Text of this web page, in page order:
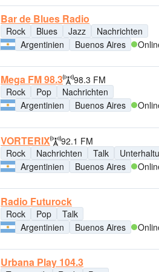
Bar de Blues Radio
Rock Blues Jazz
Nachrichten
Argentinien
Buenos Aires
Mega FM 98.3
98.3 FM
Rock
Pop
Nachrichten
Argentinien
Buenos Aires
VORTERIX
92.1 FM
Rock
Nachrichten Talk
Argentinien
Buenos Aires
Radio Futurock
Rock Pop
Talk
Argentinien
Buenos Aires
Urbana Play 104.3